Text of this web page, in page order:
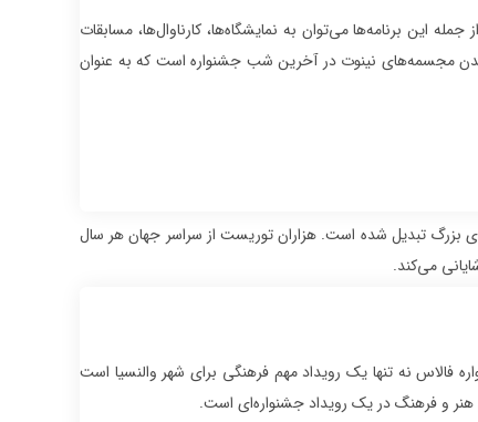
این برنامه‌ها می‌توان به نمایشگاه‌ها، کارناوال‌ها، مسابقات
مجسمه‌های نینوت در آخرین شب جشنواره است که به عنوان
بزرگ تبدیل شده است. هزاران توریست از سراسر جهان هر سال
می‌کند.
فالاس نه تنها یک رویداد مهم فرهنگی برای شهر والنسیا است
هنر و فرهنگ در یک رویداد جشنواره‌ای است.